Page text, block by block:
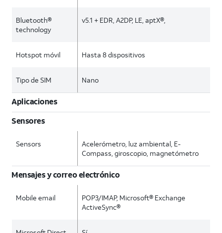
Bluetooth®
technology
v5.1 + EDR, A2DP, LE, aptX®,
Hotspot móvil Hasta 8 dispositivos
Tipo de SIM Nano
Aplicaciones
Sensores
Sensors
Acelerómetro, luz ambiental, E-
Compass, giroscopio, magnetómetro
Mensajes y correo electrónico
Mobile email
POP3/IMAP, Microsoft® Exchange
ActiveSync®